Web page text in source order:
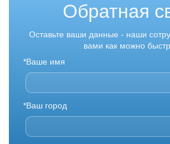
Обратная
Оставьте ваши данные - наши
вами как можно
*Ваше имя
*Ваш город